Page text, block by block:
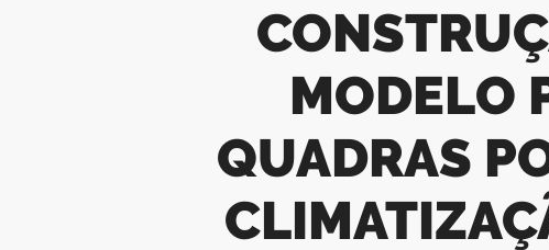
CONSTRUÇÃO DE 02 (DUAS) ESCOLAS
MODELO
QUADRAS